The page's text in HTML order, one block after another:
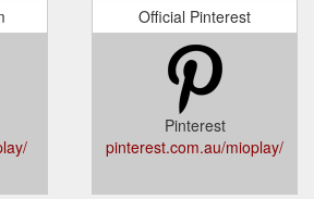
Official Pinterest
Pinterest
pinterest.com.au/mioplay/